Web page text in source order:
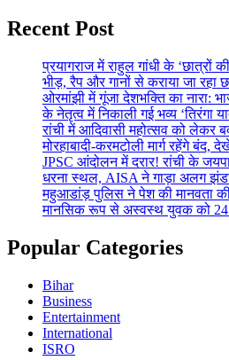
Recent Post
प्रयागराज में राहुल गांधी के ‘छात्रों
भीड़, रैप और गानों से कराया जा रहा
ओरमांझी में गूंजा देशभक्ति का नारा:
के नेतृत्व में निकाली गई भव्य ‘तिरंगा
रांची में आदिवासी महोत्सव को
मोरहाबादी-करमटोली मार्ग रहेंगे बंद,
JPSC आंदोलन में दरार! रांची के
धरना स्थल, AISA ने गाड़ा अलग
महुआडांड़ पुलिस ने पेश की मानवता
मानसिक रूप से अस्वस्थ युवक को 24
Popular Categories
Bihar
Business
Entertainment
International
ISRO